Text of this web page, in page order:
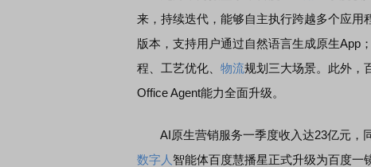
来，持续迭代，能够自主执行跨越多个应
版本，支持用户通过自然语言生成原生App
程、工艺优化、 物流规划三大场景。此外，
Office Agent能力全面升级。
AI原生营销服务一季度收入达23亿元，同
数字人 智能体百度慧播星正式升级为百度一